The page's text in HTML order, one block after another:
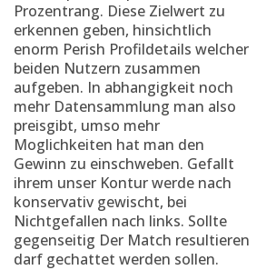
Prozentrang. Diese Zielwert zu
erkennen geben, hinsichtlich
enorm Perish Profildetails welcher
beiden Nutzern zusammen
aufgeben. In abhangigkeit noch
mehr Datensammlung man also
preisgibt, umso mehr
Moglichkeiten hat man den
Gewinn zu einschweben. Gefallt
ihrem unser Kontur werde nach
konservativ gewischt, bei
Nichtgefallen nach links. Sollte
gegenseitig Der Match resultieren
darf gechattet werden sollen.